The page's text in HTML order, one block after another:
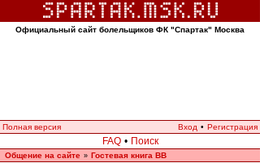
Официальный сайт болельщиков ФК "Спартак" Москва
Полная версия Вход • Регистрация
FAQ • Поиск
Общение на сайте » Гостевая книга ВВ